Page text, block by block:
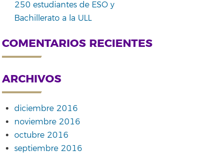
250 estudiantes de ESO y
Bachillerato a la ULL
COMENTARIOS RECIENTES
ARCHIVOS
diciembre 2016
noviembre 2016
octubre 2016
septiembre 2016